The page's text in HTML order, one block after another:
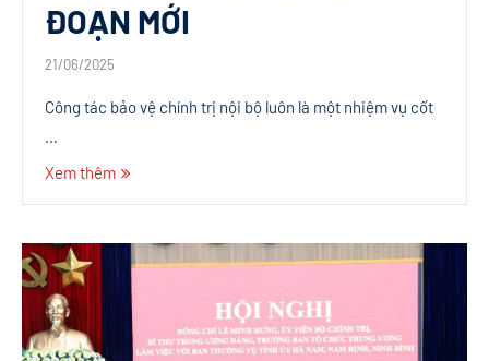
ĐOẠN MỚI
21/06/2025
Công tác bảo vệ chính trị nội bộ luôn là một nhiệm vụ cốt
…
Xem thêm